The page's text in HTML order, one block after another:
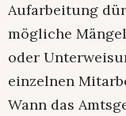
Aufarbeitung
mögliche
oder
einzelnen
Wann das